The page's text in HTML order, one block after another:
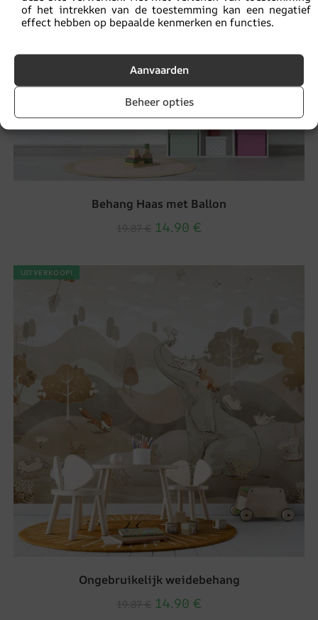
of het intrekken van de toestemming kan een negatief
effect hebben op bepaalde kenmerken en functies.
Aanvaarden
Beheer opties
Behang Haas met Ballon
14.90 €
UITVERKOOP!
Ongebruikelijk weidebehang
14.90 €